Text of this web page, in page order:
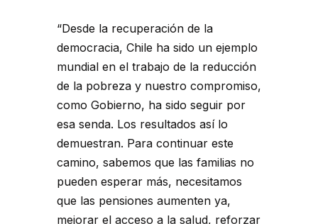
“Desde la recuperación de la
democracia, Chile ha sido un ejemplo
mundial en el trabajo de la reducción
de la pobreza y nuestro compromiso,
como Gobierno, ha sido seguir por
esa senda. Los resultados así lo
demuestran. Para continuar este
camino, sabemos que las familias no
pueden esperar más, necesitamos
que las pensiones aumenten ya,
mejorar el acceso a la salud, reforzar